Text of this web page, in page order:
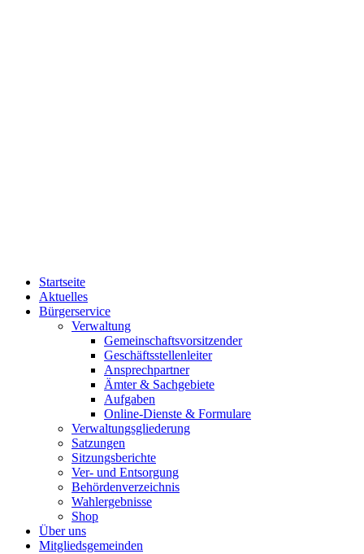
Startseite
Aktuelles
Bürgerservice
Verwaltung
Gemeinschaftsvorsitzender
Geschäftsstellenleiter
Ansprechpartner
Ämter & Sachgebiete
Aufgaben
Online-Dienste & Formulare
Verwaltungsgliederung
Satzungen
Sitzungsberichte
Ver- und Entsorgung
Behördenverzeichnis
Wahlergebnisse
Shop
Über uns
Mitgliedsgemeinden